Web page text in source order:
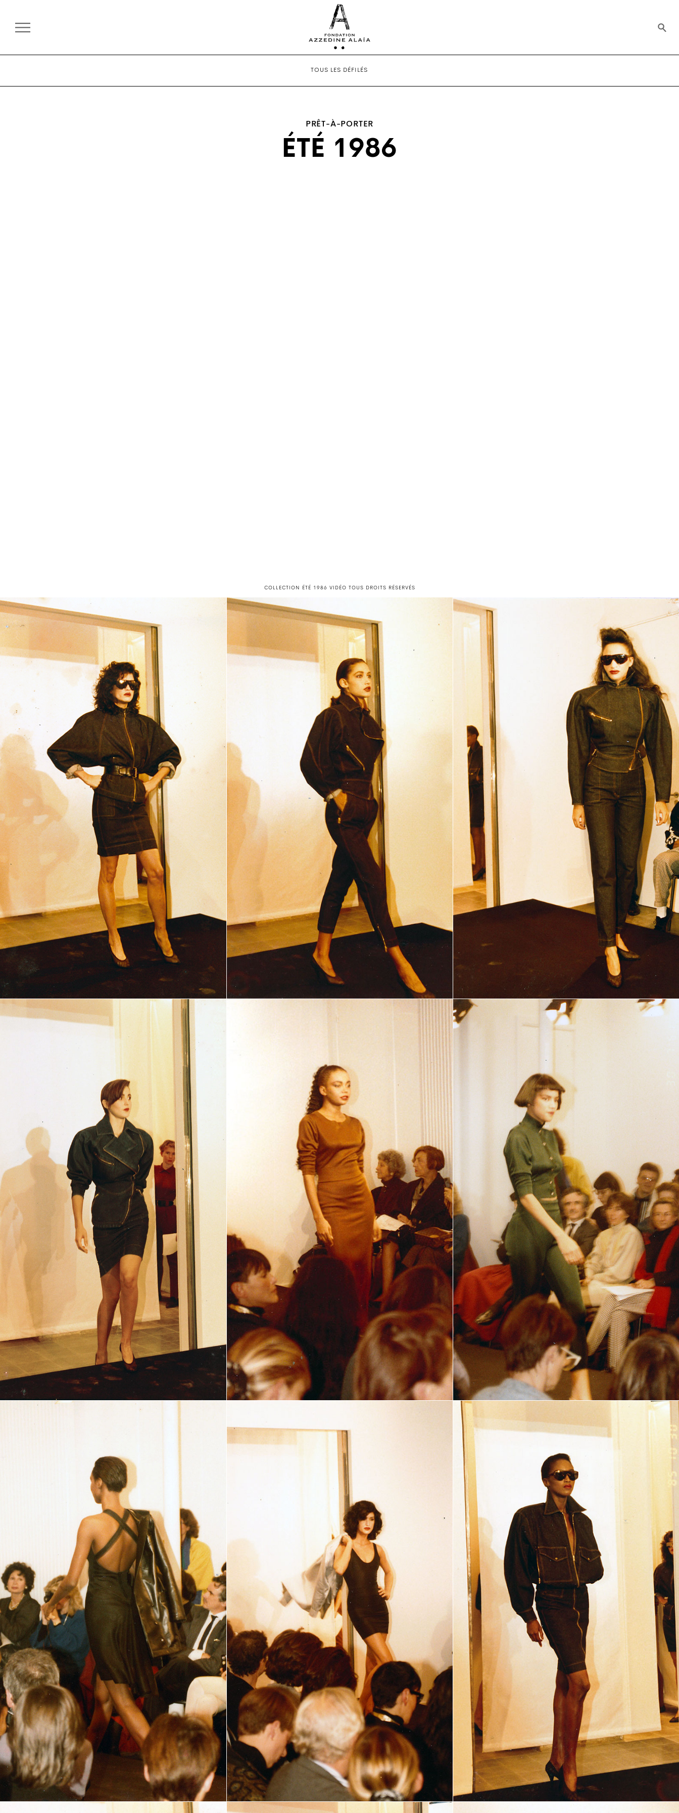
TOUS LES DÉFILÉS
PRÊT-À-PORTER
ÉTÉ 1986
COLLECTION ÉTÉ 1986 VIDÉO TOUS DROITS RÉSERVÉS